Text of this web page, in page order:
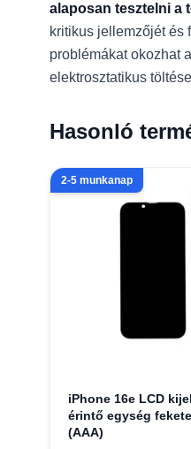
alaposan tesztelni a
kritikus jellemzőjét és
problémákat okozhat
elektrosztatikus
Hasonló
2-5 munkanap
iPhone 16e LCD
érintő egység
(AAA)